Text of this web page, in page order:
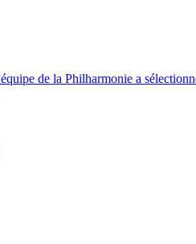
de la Philharmonie a